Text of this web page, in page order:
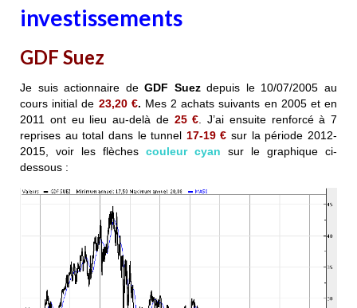
investissements
GDF Suez
Je suis actionnaire deGDF Suezdepuis le 10/07/2005 au
cours initial de 23,20 €. Mes 2 achats suivants en 2005 et en
2011 ont eu lieu au-delà de 25 € . J’ai ensuite renforcé à 7
reprises au total dans le tunnel 17-19 € sur la période 2012-
2015, voir les flèches couleur cyan sur le graphique ci-
dessous :